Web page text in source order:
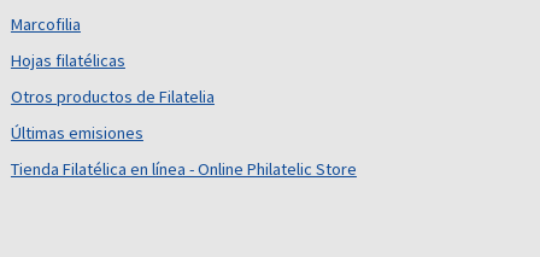
Marcofilia
Hojas filatélicas
Otros productos de Filatelia
Últimas emisiones
Tienda Filatélica en línea - Online Philatelic Store